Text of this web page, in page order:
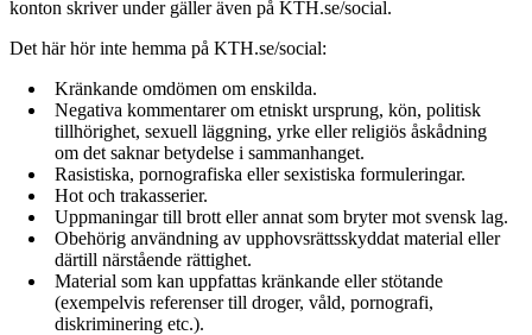
konton skriver under gäller även på KTH.se/social.
Det här hör inte hemma på KTH.se/social:
Kränkande omdömen om enskilda.
Negativa kommentarer om etniskt ursprung, kön, politisk
tillhörighet, sexuell läggning, yrke eller religiös åskådning
om det saknar betydelse i sammanhanget.
Rasistiska, pornografiska eller sexistiska formuleringar.
Hot och trakasserier.
Uppmaningar till brott eller annat som bryter mot svensk lag.
Obehörig användning av upphovsrättsskyddat material eller
därtill närstående rättighet.
Material som kan uppfattas kränkande eller stötande
(exempelvis referenser till droger, våld, pornografi,
diskriminering etc.).